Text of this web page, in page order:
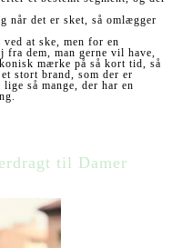
når det er sket, så omlægger
at ske, men for en
fra dem, man gerne vil have,
mærke på så kort tid, så
stort brand, som der er
så mange, der har en
til Damer